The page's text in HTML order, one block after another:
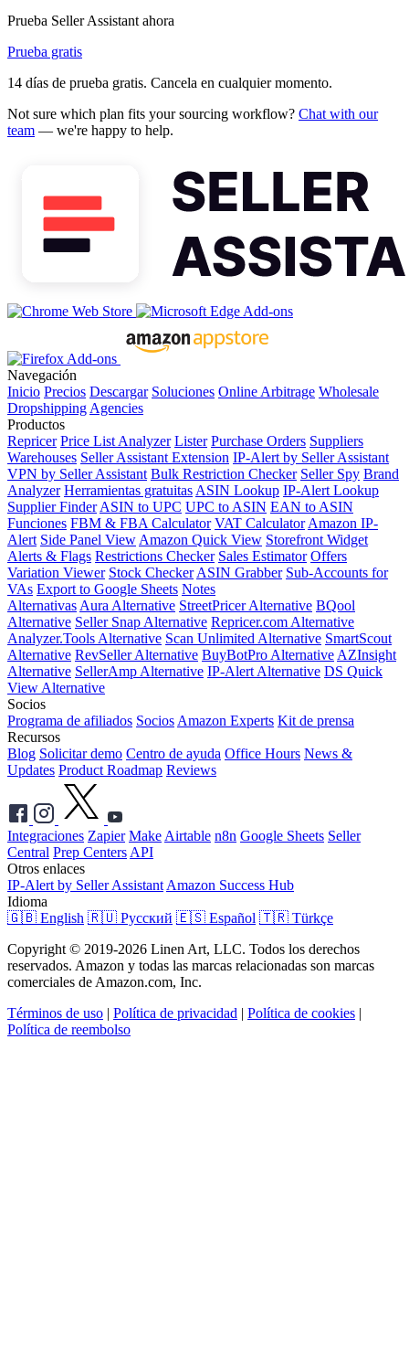
Prueba Seller Assistant ahora
Prueba gratis
14 días de prueba gratis. Cancela en cualquier momento.
Not sure which plan fits your sourcing workflow? Chat with our
team — we're happy to help.
Navegación
Inicio Precios Descargar Soluciones Online Arbitrage Wholesale
Dropshipping Agencies
Productos
Repricer Price List Analyzer Lister Purchase Orders Suppliers
Warehouses Seller Assistant Extension IP-Alert by Seller Assistant
VPN by Seller Assistant Bulk Restriction Checker Seller Spy Brand
Analyzer Herramientas gratuitas ASIN Lookup IP-Alert Lookup
Supplier Finder ASIN to UPC UPC to ASIN EAN to ASIN
Funciones FBM & FBA Calculator VAT Calculator Amazon IP-
Alert Side Panel View Amazon Quick View Storefront Widget
Alerts & Flags Restrictions Checker Sales Estimator Offers
Variation Viewer Stock Checker ASIN Grabber Sub-Accounts for
VAs Export to Google Sheets Notes
Alternativas Aura Alternative StreetPricer Alternative BQool
Alternative Seller Snap Alternative Repricer.com Alternative
Analyzer.Tools Alternative Scan Unlimited Alternative SmartScout
Alternative RevSeller Alternative BuyBotPro Alternative AZInsight
Alternative SellerAmp Alternative IP-Alert Alternative DS Quick
View Alternative
Socios
Programa de afiliados Socios Amazon Experts Kit de prensa
Recursos
Blog Solicitar demo Centro de ayuda Office Hours News &
Updates Product Roadmap Reviews
Integraciones Zapier Make Airtable n8n Google Sheets Seller
Central Prep Centers API
Otros enlaces
IP-Alert by Seller Assistant Amazon Success Hub
Idioma
🇬🇧 English 🇷🇺 Русский 🇪🇸 Español 🇹🇷 Türkçe
Copyright © 2019-2026 Linen Art, LLC. Todos los derechos
reservados. Amazon y todas las marcas relacionadas son marcas
comerciales de Amazon.com, Inc.
Términos de uso | Política de privacidad | Política de cookies |
Política de reembolso